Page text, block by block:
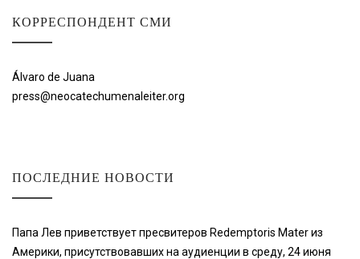
КОРРЕСПОНДЕНТ СМИ
Álvaro de Juana
press@neocatechumenaleiter.org
ПОСЛЕДНИЕ НОВОСТИ
Папа Лев приветствует пресвитеров Redemptoris Mater из
Америки, присутствовавших на аудиенции в среду, 24 июня